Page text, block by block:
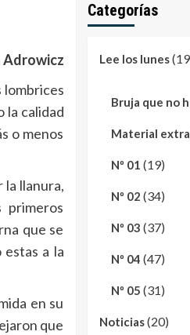
Adrowicz
lombrices
la calidad
o menos
la llanura,
que se
estas a la
en su
que
Categorías
Lee los lunes
Bruja que no
Material extra
Nº 01 (19)
Nº 02 (34)
Nº 03 (37)
Nº 04 (47)
Nº 05 (31)
Noticias(20)